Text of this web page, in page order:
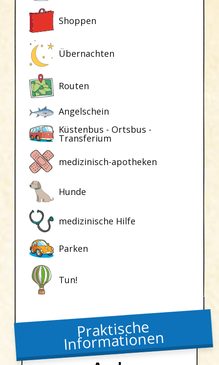
Shoppen
Übernachten
Routen
Angelschein
Küstenbus - Ortsbus -
Transferium
medizinisch-apotheken
Hunde
medizinische Hilfe
Parken
Tun!
Praktische
Informationen